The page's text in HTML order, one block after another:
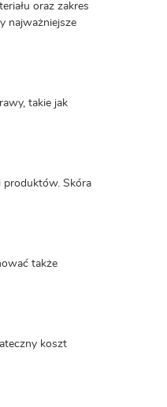
oraz zakres
najważniejsze
takie jak
produktów. Skóra
także
koszt